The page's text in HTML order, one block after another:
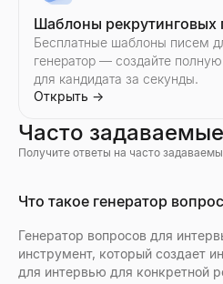
Шаблоны рекрутинговых
Бесплатные шаблоны писем
генератор — создайте
для кандидата за секунды.
Открыть →
Предпросмотр аватаров,
Часто
Получите ответы на часто
Что такое генератор
Генератор вопросов для
инструмент, который создает
для интервью для конкретной